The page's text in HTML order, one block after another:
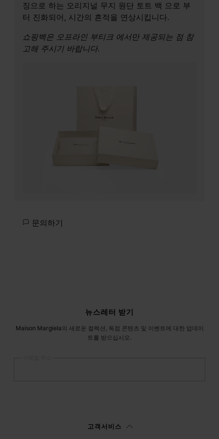
징으로 하는 오리지널 무지 원단 토트 백 으로 부
터 진화되어, 시간의 흔적을 연상시킵니다.
쇼핑백은 오프라인 부티크 에서만 제공되는 점 참
고해 주시기 바랍니다.
문의하기
뉴스레터 받기
Maison Margiela의 새로운 컬렉션, 독점 콘텐츠 및 이벤트에 대한 업데이
트를 받으십시오.
고객서비스